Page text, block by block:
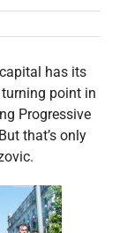
has its
point in
Progressive
that’s only